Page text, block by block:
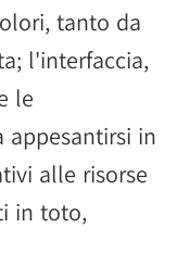
tanto da
l'interfaccia,
le
appesantirsi in
alle risorse
in toto,